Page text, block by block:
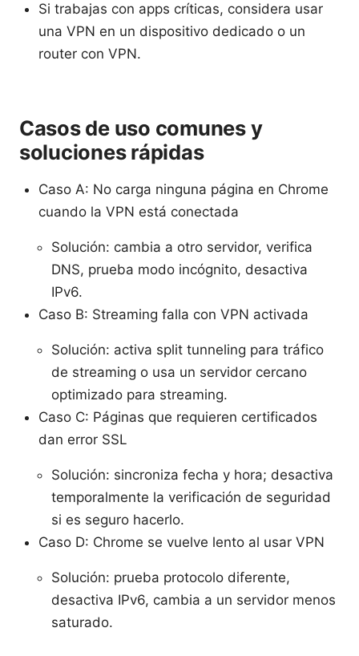
Si trabajas con apps críticas, considera usar
una VPN en un dispositivo dedicado o un
router con VPN.
Casos de uso comunes y
soluciones rápidas
Caso A: No carga ninguna página en Chrome
cuando la VPN está conectada
Solución: cambia a otro servidor, verifica
DNS, prueba modo incógnito, desactiva
IPv6.
Caso B: Streaming falla con VPN activada
Solución: activa split tunneling para tráfico
de streaming o usa un servidor cercano
optimizado para streaming.
Caso C: Páginas que requieren certificados
dan error SSL
Solución: sincroniza fecha y hora; desactiva
temporalmente la verificación de seguridad
si es seguro hacerlo.
Caso D: Chrome se vuelve lento al usar VPN
Solución: prueba protocolo diferente,
desactiva IPv6, cambia a un servidor menos
saturado.